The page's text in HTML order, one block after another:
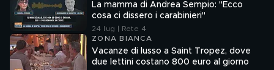
La mamma di Andrea Sempio: "Ecco
cosa ci dissero i carabinieri"
24 lug | Rete 4
ZONA BIANCA
Vacanze di lusso a Saint Tropez, dove
due lettini costano 800 euro al giorno